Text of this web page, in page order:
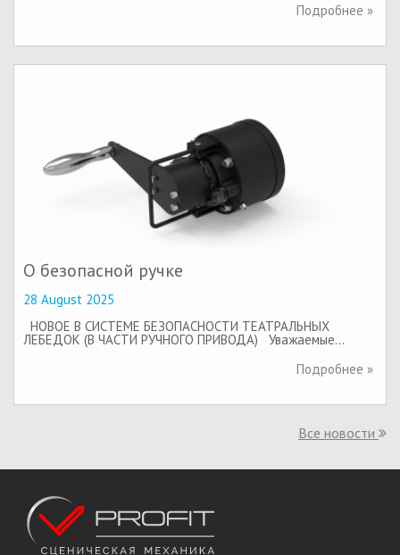
Подробнее »
О безопасной ручке
28 August 2025
НОВОЕ В СИСТЕМЕ БЕЗОПАСНОСТИ ТЕАТРАЛЬНЫХ
ЛЕБЕДОК (В ЧАСТИ РУЧНОГО ПРИВОДА) Уважаемые…
Подробнее »
Все новости